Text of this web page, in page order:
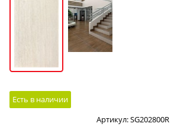
Есть в наличии
Артикул:SG202800R